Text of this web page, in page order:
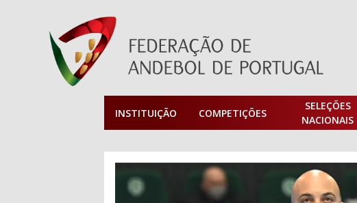
INSTITUIÇÃO COMPETIÇÕES
SELEÇÕES
NACIONAIS